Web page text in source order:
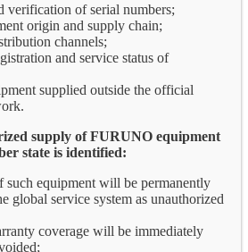
verification of serial numbers;
origin and supply chain;
channels;
and service status of
supplied outside the official
supply of FURUNO equipment
state is identified:
such equipment will be permanently
global service system as unauthorized
coverage will be immediately